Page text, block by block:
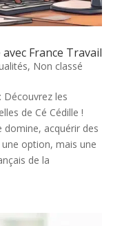
France Travail
, Non classé
Découvrez les
de Cé Cédille !
acquérir des
option, mais une
de la